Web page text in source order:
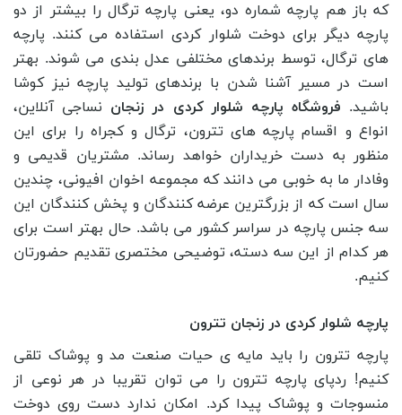
که باز هم پارچه شماره دو، یعنی پارچه ترگال را بیشتر از دو
پارچه دیگر برای دوخت شلوار کردی استفاده می کنند. پارچه
های ترگال، توسط برندهای مختلفی عدل بندی می شوند. بهتر
است در مسیر آشنا شدن با برندهای تولید پارچه نیز کوشا
باشید. فروشگاه پارچه شلوار کردی در زنجان نساجی آنلاین،
انواع و اقسام پارچه های تترون، ترگال و کجراه را برای این
منظور به دست خریداران خواهد رساند. مشتریان قدیمی و
وفادار ما به خوبی می دانند که مجموعه اخوان افیونی، چندین
سال است که از بزرگترین عرضه کنندگان و پخش کنندگان این
سه جنس پارچه در سراسر کشور می باشد. حال بهتر است برای
هر کدام از این سه دسته، توضیحی مختصری تقدیم حضورتان
کنیم.
پارچه شلوار کردی در زنجان تترون
پارچه تترون را باید مایه ی حیات صنعت مد و پوشاک تلقی
کنیم! ردپای پارچه تترون را می ‌توان تقریبا در هر نوعی از
منسوجات و پوشاک پیدا کرد. امکان ندارد دست روی دوخت